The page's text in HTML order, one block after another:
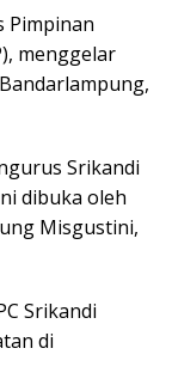
Pimpinan
menggelar
Srikandi
dibuka oleh
Misgustini,
Srikandi
di